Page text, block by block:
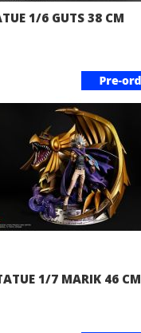
1/6 GUTS 38 CM
1/7 MARIK 46 CM